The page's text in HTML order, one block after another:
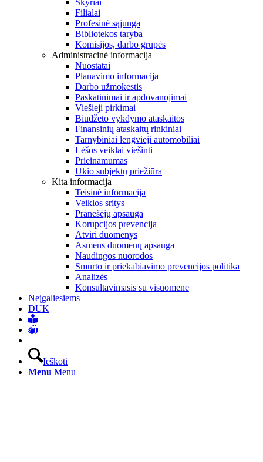
Skyriai
Filialai
Profesinė sąjunga
Bibliotekos taryba
Komisijos, darbo grupės
Administracinė informacija
Nuostatai
Planavimo informacija
Darbo užmokestis
Paskatinimai ir apdovanojimai
Viešieji pirkimai
Biudžeto vykdymo ataskaitos
Finansinių ataskaitų rinkiniai
Tarnybiniai lengvieji automobiliai
Lėšos veiklai viešinti
Prieinamumas
Ūkio subjektų priežiūra
Kita informacija
Teisinė informacija
Veiklos sritys
Pranešėjų apsauga
Korupcijos prevencija
Atviri duomenys
Asmens duomenų apsauga
Naudingos nuorodos
Smurto ir priekabiavimo prevencijos politika
Analizės
Konsultavimasis su visuomene
Neįgaliesiems
DUK
Ieškoti
Menu Menu